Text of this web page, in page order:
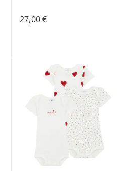
27,00 €